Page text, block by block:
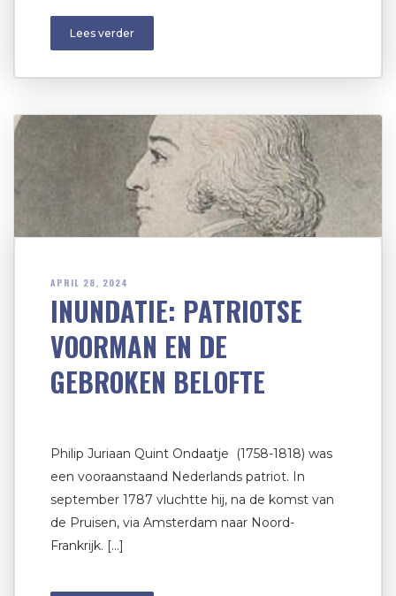
Lees verder
APRIL 28, 2024
INUNDATIE: PATRIOTSE
VOORMAN EN DE
GEBROKEN BELOFTE
Philip Juriaan Quint Ondaatje (1758-1818) was
een vooraanstaand Nederlands patriot. In
september 1787 vluchtte hij, na de komst van
de Pruisen, via Amsterdam naar Noord-
Frankrijk. […]